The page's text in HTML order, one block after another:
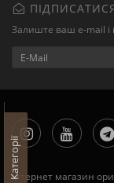
Залиште ваш e-mail і
Інтернет магазин
Категорії